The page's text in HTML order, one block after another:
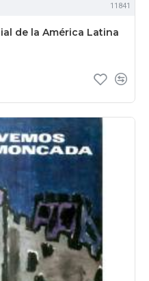
11841
de la América Latina